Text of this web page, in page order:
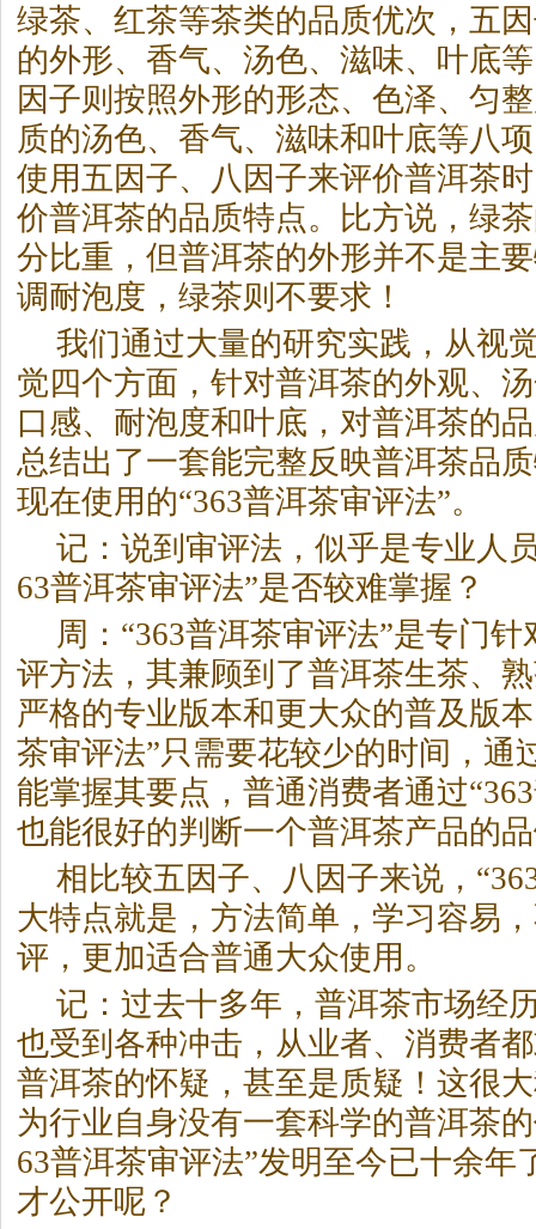
绿茶、红茶等茶类的品质优次，五
的外形、香气、汤色、滋味、叶底
因子则按照外形的形态、色泽、匀
质的汤色、香气、滋味和叶底等八
使用五因子、八因子来评价普洱茶
价普洱茶的品质特点。比方说，绿
分比重，但普洱茶的外形并不是主
调耐泡度，绿茶则不要求！
我们通过大量的研究实践，从视
觉四个方面，针对普洱茶的外观、
口感、耐泡度和叶底，对普洱茶的
总结出了一套能完整反映普洱茶品
现在使用的“363普洱茶审评法”。
记：说到审评法，似乎是专业人
63普洱茶审评法”是否较难掌握？
周：“363普洱茶审评法”是专门针
评方法，其兼顾到了普洱茶生茶、
严格的专业版本和更大众的普及版
茶审评法”只需要花较少的时间，通
能掌握其要点，普通消费者通过“363
也能很好的判断一个普洱茶产品的
相比较五因子、八因子来说，
大特点就是，方法简单，学习容易
评，更加适合普通大众使用。
记：过去十多年， 普洱茶市场经
也受到各种冲击，从业者、消费者
普洱茶的怀疑，甚至是质疑！这很
为行业自身没有一套科学的普洱茶
63普洱茶审评法”发明至今已十余年
才公开呢？